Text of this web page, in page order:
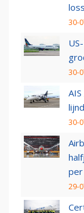
30-
30-
30-
per
29-